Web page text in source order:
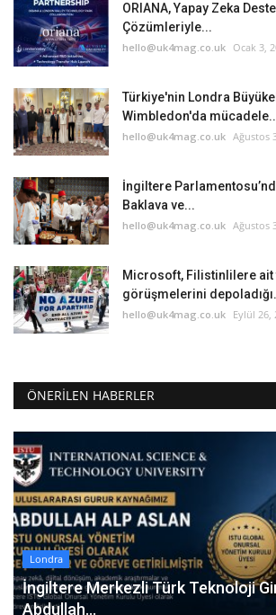
ORIANA, Yapay Zeka
Çözümleriyle...
hello@uk4mag.co.uk Ocak 3,
Türkiye'nin Londra
Wimbledon'da
hello@uk4mag.co.uk Ağustos
İngiltere
Baklava ve...
hello@uk4mag.co.uk Ağustos
Microsoft, Filistinlilere ait
görüşmelerini
hello@uk4mag.co.uk Eylül 26,
ÖNERILEN HABERLER
Londra
İngiltere Merkezli Türk Teknoloji
Abdullah...